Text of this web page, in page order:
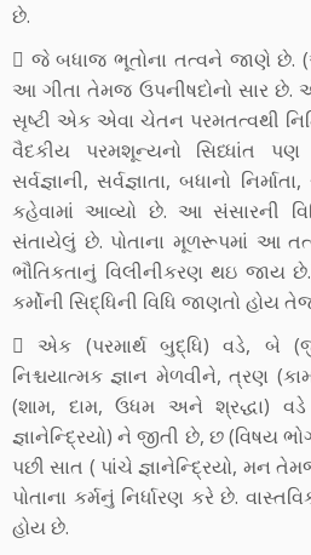
છે.
 જે બધાજ ભૂતોના તત્વને જાણે છે.
આ ગીતા તેમજ ઉપનીષદોનો સાર
સૃષ્ટી એક એવા ચેતન પરમતત્વથી
વૈદકીય પરમશૂન્યનો સિધ્ધાંત
સર્વજ્ઞાની, સર્વજ્ઞાતા, બધાનો
કહેવામાં આવ્યો છે. આ સંસારની
સંતાયેલું છે. પોતાના મૂળરૂપમાં આ
ભૌતિકતાનું વિલીનીકરણ થઇ જાય
કર્મોની સિદ્ધિની વિધિ જાણતો હોય
 એક (પરમાર્થ બુદ્ધિ) વડે, બે
નિશ્ચયાત્મક જ્ઞાન મેળવીને, ત્રણ
(શામ, દામ, ઉધમ અને શ્રદ્ધા) વડે
જ્ઞાનેન્દ્રિયો) ને જીતી છે, છ (વિષય
પછી સાત ( પાંચે જ્ઞાનેન્દ્રિયો, મન
પોતાના કર્મનું નિર્ધારણ કરે છે.
હોય છે.